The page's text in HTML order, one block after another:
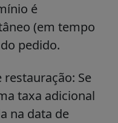
é
(em tempo
pedido.
Se
taxa adicional
na data de